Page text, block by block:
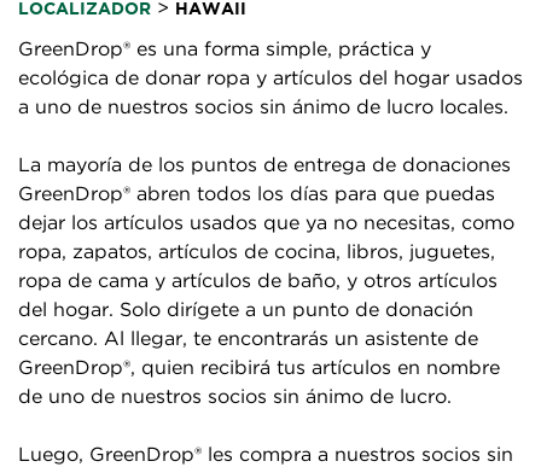
LOCALIZADOR > HAWAII
GreenDrop® es una forma simple, práctica y
ecológica de donar ropa y artículos del hogar usados
a uno de nuestros socios sin ánimo de lucro locales.
La mayoría de los puntos de entrega de donaciones
GreenDrop® abren todos los días para que puedas
dejar los artículos usados que ya no necesitas, como
ropa, zapatos, artículos de cocina, libros, juguetes,
ropa de cama y artículos de baño, y otros artículos
del hogar. Solo dirígete a un punto de donación
cercano. Al llegar, te encontrarás un asistente de
GreenDrop®, quien recibirá tus artículos en nombre
de uno de nuestros socios sin ánimo de lucro.
Luego, GreenDrop® les compra a nuestros socios sin